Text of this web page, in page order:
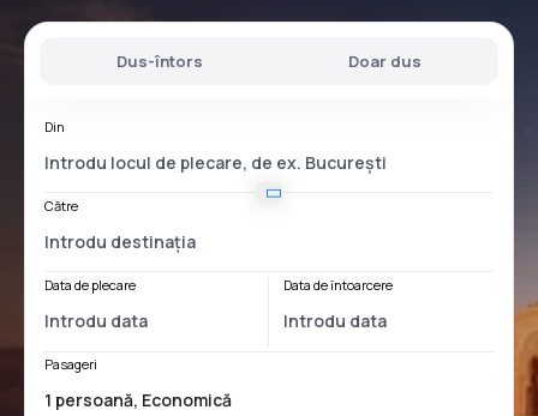
Dus-întors Doar dus
Din
Către
Data de plecare Data de întoarcere
Pasageri